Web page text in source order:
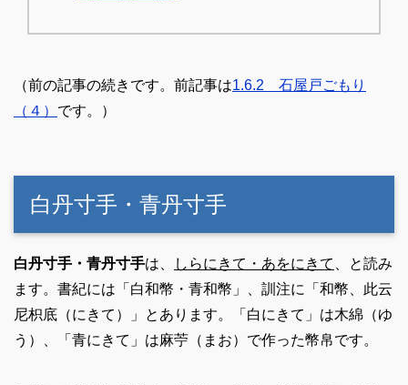
（前の記事の続きです。前記事は1.6.2 石屋戸ごもり
（４） です。）
白丹寸手・青丹寸手
白丹寸手・青丹寸手は、 しらにきて・あをにきて
、と読み
ます。書紀には「白和幣・青和幣」、訓注に「和幣、此云
尼枳底（にきて）」とあります。「白にきて」は木綿（ゆ
う）、「青にきて」は麻苧（まお）で作った幣帛です。